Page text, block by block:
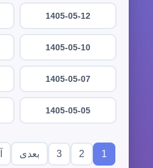
1405-05-12
1405-05-10
1405-05-07
1405-05-05
1
2
3 بعدی